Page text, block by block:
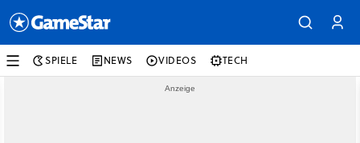
SPIELE NEWS VIDEOS TECH